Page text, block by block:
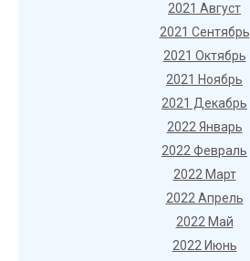
2021 Август
2021 Сентябрь
2021 Октябрь
2021 Ноябрь
2021 Декабрь
2022 Январь
2022 Февраль
2022 Март
2022 Апрель
2022 Май
2022 Июнь